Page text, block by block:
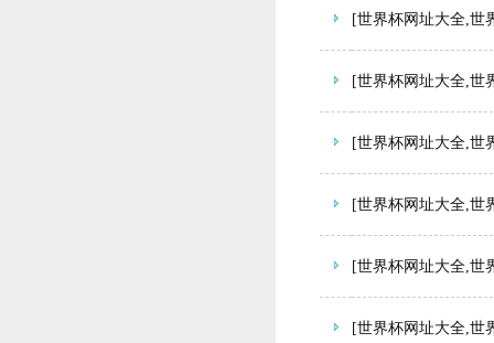
[世界杯网址大全,世
[世界杯网址大全,世
[世界杯网址大全,世
[世界杯网址大全,世
[世界杯网址大全,世
[世界杯网址大全,世